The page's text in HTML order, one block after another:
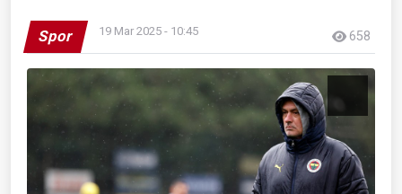
Spor 19 Mar 2025 - 10:45 658